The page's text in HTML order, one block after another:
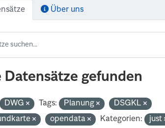
Über uns
Datensätze gefunden
DWG Tags: Planung
DSGKL
opendata Kategorien: just